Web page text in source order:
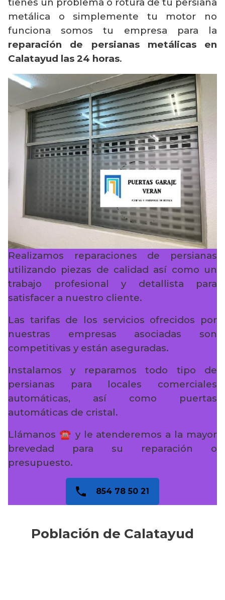
metálica o simplemente tu motor no
funciona somos tu empresa para la
reparación de persianas metálicas en
Calatayud las 24 horas.
Realizamos reparaciones de persianas
utilizando piezas de calidad así como un
trabajo profesional y detallista para
satisfacer a nuestro cliente.
Las tarifas de los servicios ofrecidos por
nuestras empresas asociadas son
competitivas y están aseguradas.
Instalamos y reparamos todo tipo de
persianas para locales comerciales
automáticas, así como puertas
automáticas de cristal.
Llámanos ☎️ y le atenderemos a la mayor
brevedad para su reparación o
presupuesto.
854 78 50 21
Población de Calatayud